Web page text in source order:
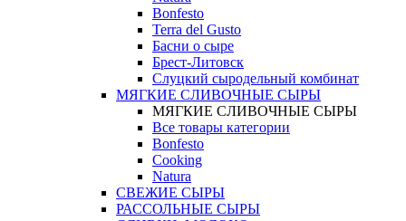
Bonfesto
Terra del Gusto
Басни о сыре
Брест-Литовск
Слуцкий сыродельный комбинат
МЯГКИЕ СЛИВОЧНЫЕ СЫРЫ
МЯГКИЕ СЛИВОЧНЫЕ СЫРЫ
Все товары категории
Bonfesto
Cooking
Natura
СВЕЖИЕ СЫРЫ
РАССОЛЬНЫЕ СЫРЫ